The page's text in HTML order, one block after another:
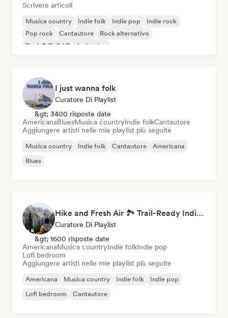
Scrivere articoli
Musica country Indie folk Indie pop
Indie rock
Pop rock
Cantautore
Rock alternativo
Rock & Roll / Rock classico
I just wanna folk
Curatore Di Playlist
&gt; 3400 risposte date
AmericanaBluesMusica countryIndie folkCantautore
Aggiungere artisti nelle mie playlist più seguite
Musica country Indie folk Cantautore
Americana
Blues
Hike and Fresh Air 🏞️ Trail-Ready Indie Folk & Acoustic
Curatore Di Playlist
&gt; 1600 risposte date
AmericanaMusica countryIndie folkIndie pop
Lofi bedroom
Aggiungere artisti nelle mie playlist più seguite
Americana Musica country Indie folk
Indie pop
Lofi bedroom
Cantautore